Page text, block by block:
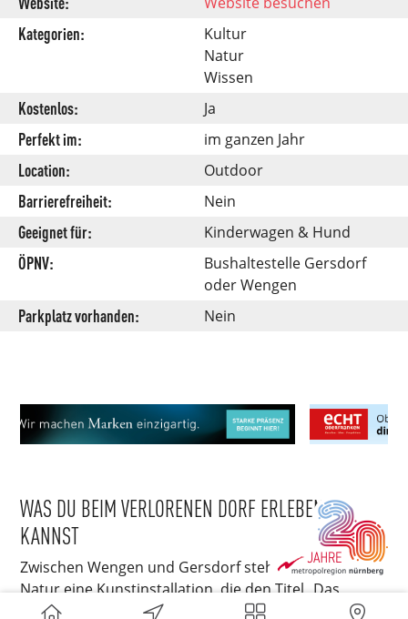
Kategorien:
Kultur
Natur
Wissen
Kostenlos: Ja
Perfekt im: im ganzen Jahr
Location: Outdoor
Barrierefreiheit: Nein
Geeignet für: Kinderwagen & Hund
ÖPNV:
Bushaltestelle Gersdorf
oder Wengen
Parkplatz vorhanden: Nein
WAS DU BEIM VERLORENEN DORF ERLEBEN
KANNST
Zwischen Wengen und Gersdorf steht mitten in der
Natur eine Kunstinstallation, die den Titel „Das
verlorene Dorf“ trägt und die regionale Baukultur